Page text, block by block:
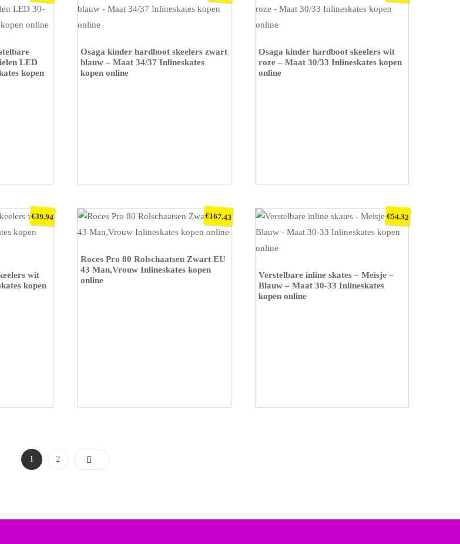
LED
kopen
Osaga kinder hardboot skeelers zwart
blauw – Maat 34/37 Inlineskates
kopen online
Osaga kinder hardboot skeelers wit
roze – Maat 30/33 Inlineskates kopen
online
wit
kopen
€39.94
Roces Pro 80 Rolschaatsen Zwart EU
43 Man,Vrouw Inlineskates kopen
online
€167.43
Verstelbare inline skates – Meisje –
Blauw – Maat 30-33 Inlineskates
kopen online
€54.32
1 2